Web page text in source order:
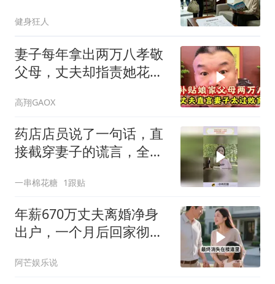
健身狂人
妻子每年拿出两万八孝敬
父母，丈夫却指责她花钱
高翔GAOX
药店店员说了一句话，直
接截穿妻子的谎言，全程
一串棉花糖 1跟贴
年薪670万丈夫离婚净身
出户，一个月后回家彻底
阿芒娱乐说